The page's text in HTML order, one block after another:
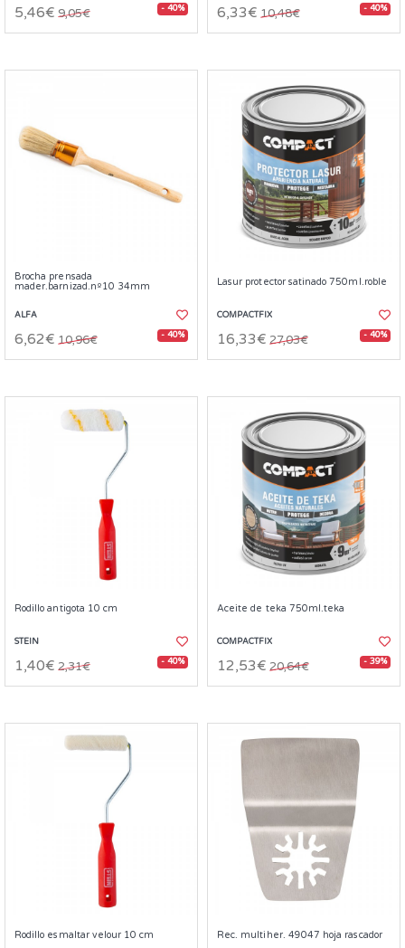
5,46€ 9,05€ - 40% 6,33€ 10,48€ - 40%
Brocha prensada
mader.barnizad.nº10 34mm
ALFA
6,62€ 10,96€ - 40%
Lasur protector satinado 750ml.roble
COMPACTFIX
16,33€ 27,03€ - 40%
Rodillo antigota 10 cm
STEIN
1,40€ 2,31€ - 40%
Aceite de teka 750ml.teka
COMPACTFIX
12,53€ 20,64€ - 39%
Rodillo esmaltar velour 10 cm Rec. multiher. 49047 hoja rascador